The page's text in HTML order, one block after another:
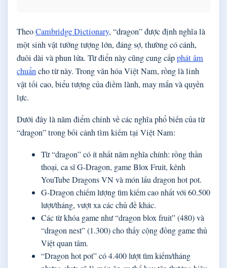
TheoCambridge Dictionary, “dragon” được định nghĩa là
một sinh vật tưởng tượng lớn, đáng sợ, thường có cánh,
đuôi dài và phun lửa. Từ điển này cũng cung cấpphát âm
chuẩncho từ này. Trong văn hóa Việt Nam, rồng là linh
vật tối cao, biểu tượng của điềm lành, may mắn và quyền
lực.
Dưới đây là năm điểm chính về các nghĩa phổ biến của từ
“dragon” trong bối cảnh tìm kiếm tại Việt Nam:
Từ “dragon” có ít nhất năm nghĩa chính: rồng thần
thoại, ca sĩ G-Dragon, game Blox Fruit, kênh
YouTube Dragons VN và món lẩu dragon hot pot.
G-Dragon chiếm lượng tìm kiếm cao nhất với 60.500
lượt/tháng, vượt xa các chủ đề khác.
Các từ khóa game như “dragon blox fruit” (480) và
“dragon nest” (1.300) cho thấy cộng đồng game thủ
Việt quan tâm.
“Dragon hot pot” có 4.400 lượt tìm kiếm/tháng